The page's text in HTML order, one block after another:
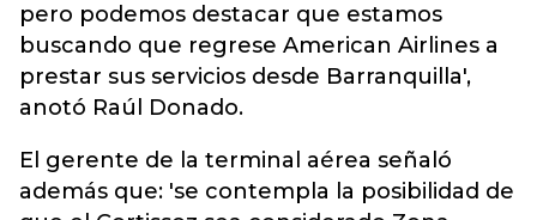
pero podemos destacar que estamos
buscando que regrese American Airlines a
prestar sus servicios desde Barranquilla',
anotó Raúl Donado.
El gerente de la terminal aérea señaló
además que: 'se contempla la posibilidad de